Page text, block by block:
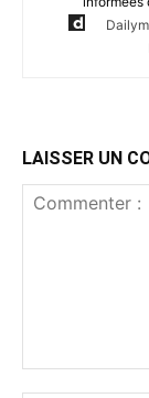
LAISSER UN